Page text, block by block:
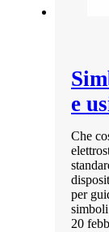
e
Che
per
20